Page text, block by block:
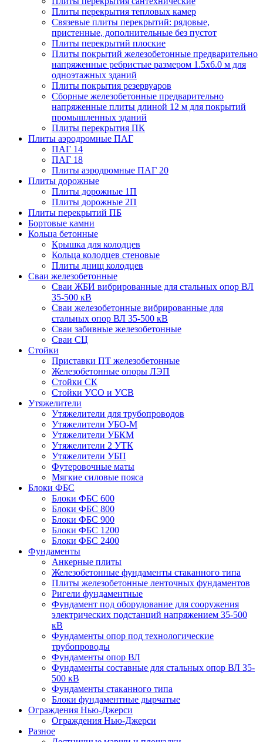
Плиты перекрытия тепловых камер
Связевые плиты перекрытий: рядовые,
пристенные, дополнительные без пустот
Плиты перекрытий плоские
Плиты покрытий железобетонные предварительно
напряженные ребристые размером 1.5х6.0 м для
одноэтажных зданий
Плиты покрытия резервуаров
Сборные железобетонные предварительно
напряженные плиты длиной 12 м для покрытий
промышленных зданий
Плиты перекрытия ПК
Плиты аэродромные ПАГ
ПАГ 14
ПАГ 18
Плиты аэродромные ПАГ 20
Плиты дорожные
Плиты дорожные 1П
Плиты дорожные 2П
Плиты перекрытий ПБ
Бортовые камни
Кольца бетонные
Крышка для колодцев
Кольца колодцев стеновые
Плиты днищ колодцев
Сваи железобетонные
Сваи ЖБИ вибрированные для стальных опор ВЛ
35-500 кВ
Сваи железобетонные вибрированные для
стальных опор ВЛ 35-500 кВ
Сваи забивные железобетонные
Сваи СЦ
Стойки
Приставки ПТ железобетонные
Железобетонные опоры ЛЭП
Стойки СК
Стойки УСО и УСВ
Утяжелители
Утяжелители для трубопроводов
Утяжелители УБО-М
Утяжелители УБКМ
Утяжелители 2 УТК
Утяжелители УБП
Футеровочные маты
Мягкие силовые пояса
Блоки ФБС
Блоки ФБС 600
Блоки ФБС 800
Блоки ФБС 900
Блоки ФБС 1200
Блоки ФБС 2400
Фундаменты
Анкерные плиты
Железобетонные фундаменты стаканного типа
Плиты железобетонные ленточных фундаментов
Ригели фундаментные
Фундамент под оборудование для сооружения
электрических подстанций напряжением 35-500
кВ
Фундаменты опор под технологические
трубопроводы
Фундаменты опор ВЛ
Фундаменты составные для стальных опор ВЛ 35-
500 кВ
Фундаменты стаканного типа
Блоки фундаментные дырчатые
Ограждения Нью-Джерси
Ограждения Нью-Джерси
Разное